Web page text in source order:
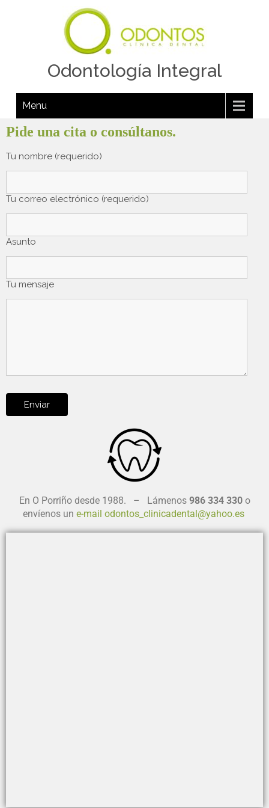
Odontología Integral
Menu
Pide una cita o consúltanos.
Tu nombre (requerido)
Tu correo electrónico (requerido)
Asunto
Tu mensaje
En O Porriño desde 1988. – Lámenos 986 334 330o
envíenos un e-mail odontos_clinicadental@yahoo.es